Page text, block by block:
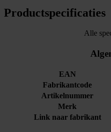
Productspecificaties
Alle
EAN
Fabrikantcode
Artikelnummer
Merk
Link naar fabrikant